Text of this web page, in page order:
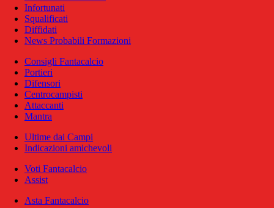
Infortunati
Squalificati
Diffidati
News Probabili Formazioni
Consigli Fantacalcio
Portieri
Difensori
Centrocampisti
Attaccanti
Mantra
Ultime dai Campi
Indicazioni amichevoli
Voti Fantacalcio
Assist
Asta Fantacalcio